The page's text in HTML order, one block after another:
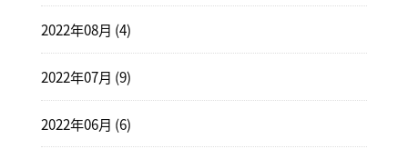
2022年08月 (4)
2022年07月 (9)
2022年06月 (6)